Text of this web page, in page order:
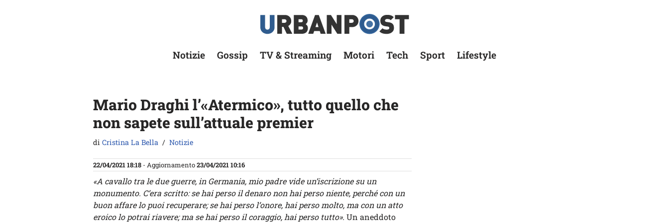
Notizie Gossip TV & Streaming Motori Tech Sport Lifestyle
Mario Draghi l’«Atermico», tutto quello che
non sapete sull’attuale premier
di Cristina La Bella Notizie
22/04/2021 18:18 - Aggiornamento23/04/2021 10:16
«A cavallo tra le due guerre, in Germania, mio padre vide un’iscrizione su un
monumento. C’era scritto: se hai perso il denaro non hai perso niente, perché con un
buon affare lo puoi recuperare; se hai perso l’onore, hai perso molto, ma con un atto
eroico lo potrai riavere; ma se hai perso il coraggio, hai perso tutto». Un aneddoto